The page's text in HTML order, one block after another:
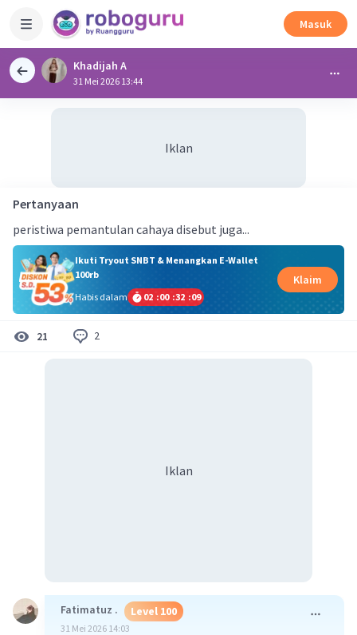
Masuk
Khadijah A
31 Mei 2026 13:44
Iklan
Pertanyaan
peristiwa pemantulan cahaya disebut juga...
Ikuti Tryout SNBT & Menangkan E-Wallet
100rb
Habis dalam
02 :00 :32 :09
Klaim
21 2
Iklan
Fatimatuz . Level 100
31 Mei 2026 14:03